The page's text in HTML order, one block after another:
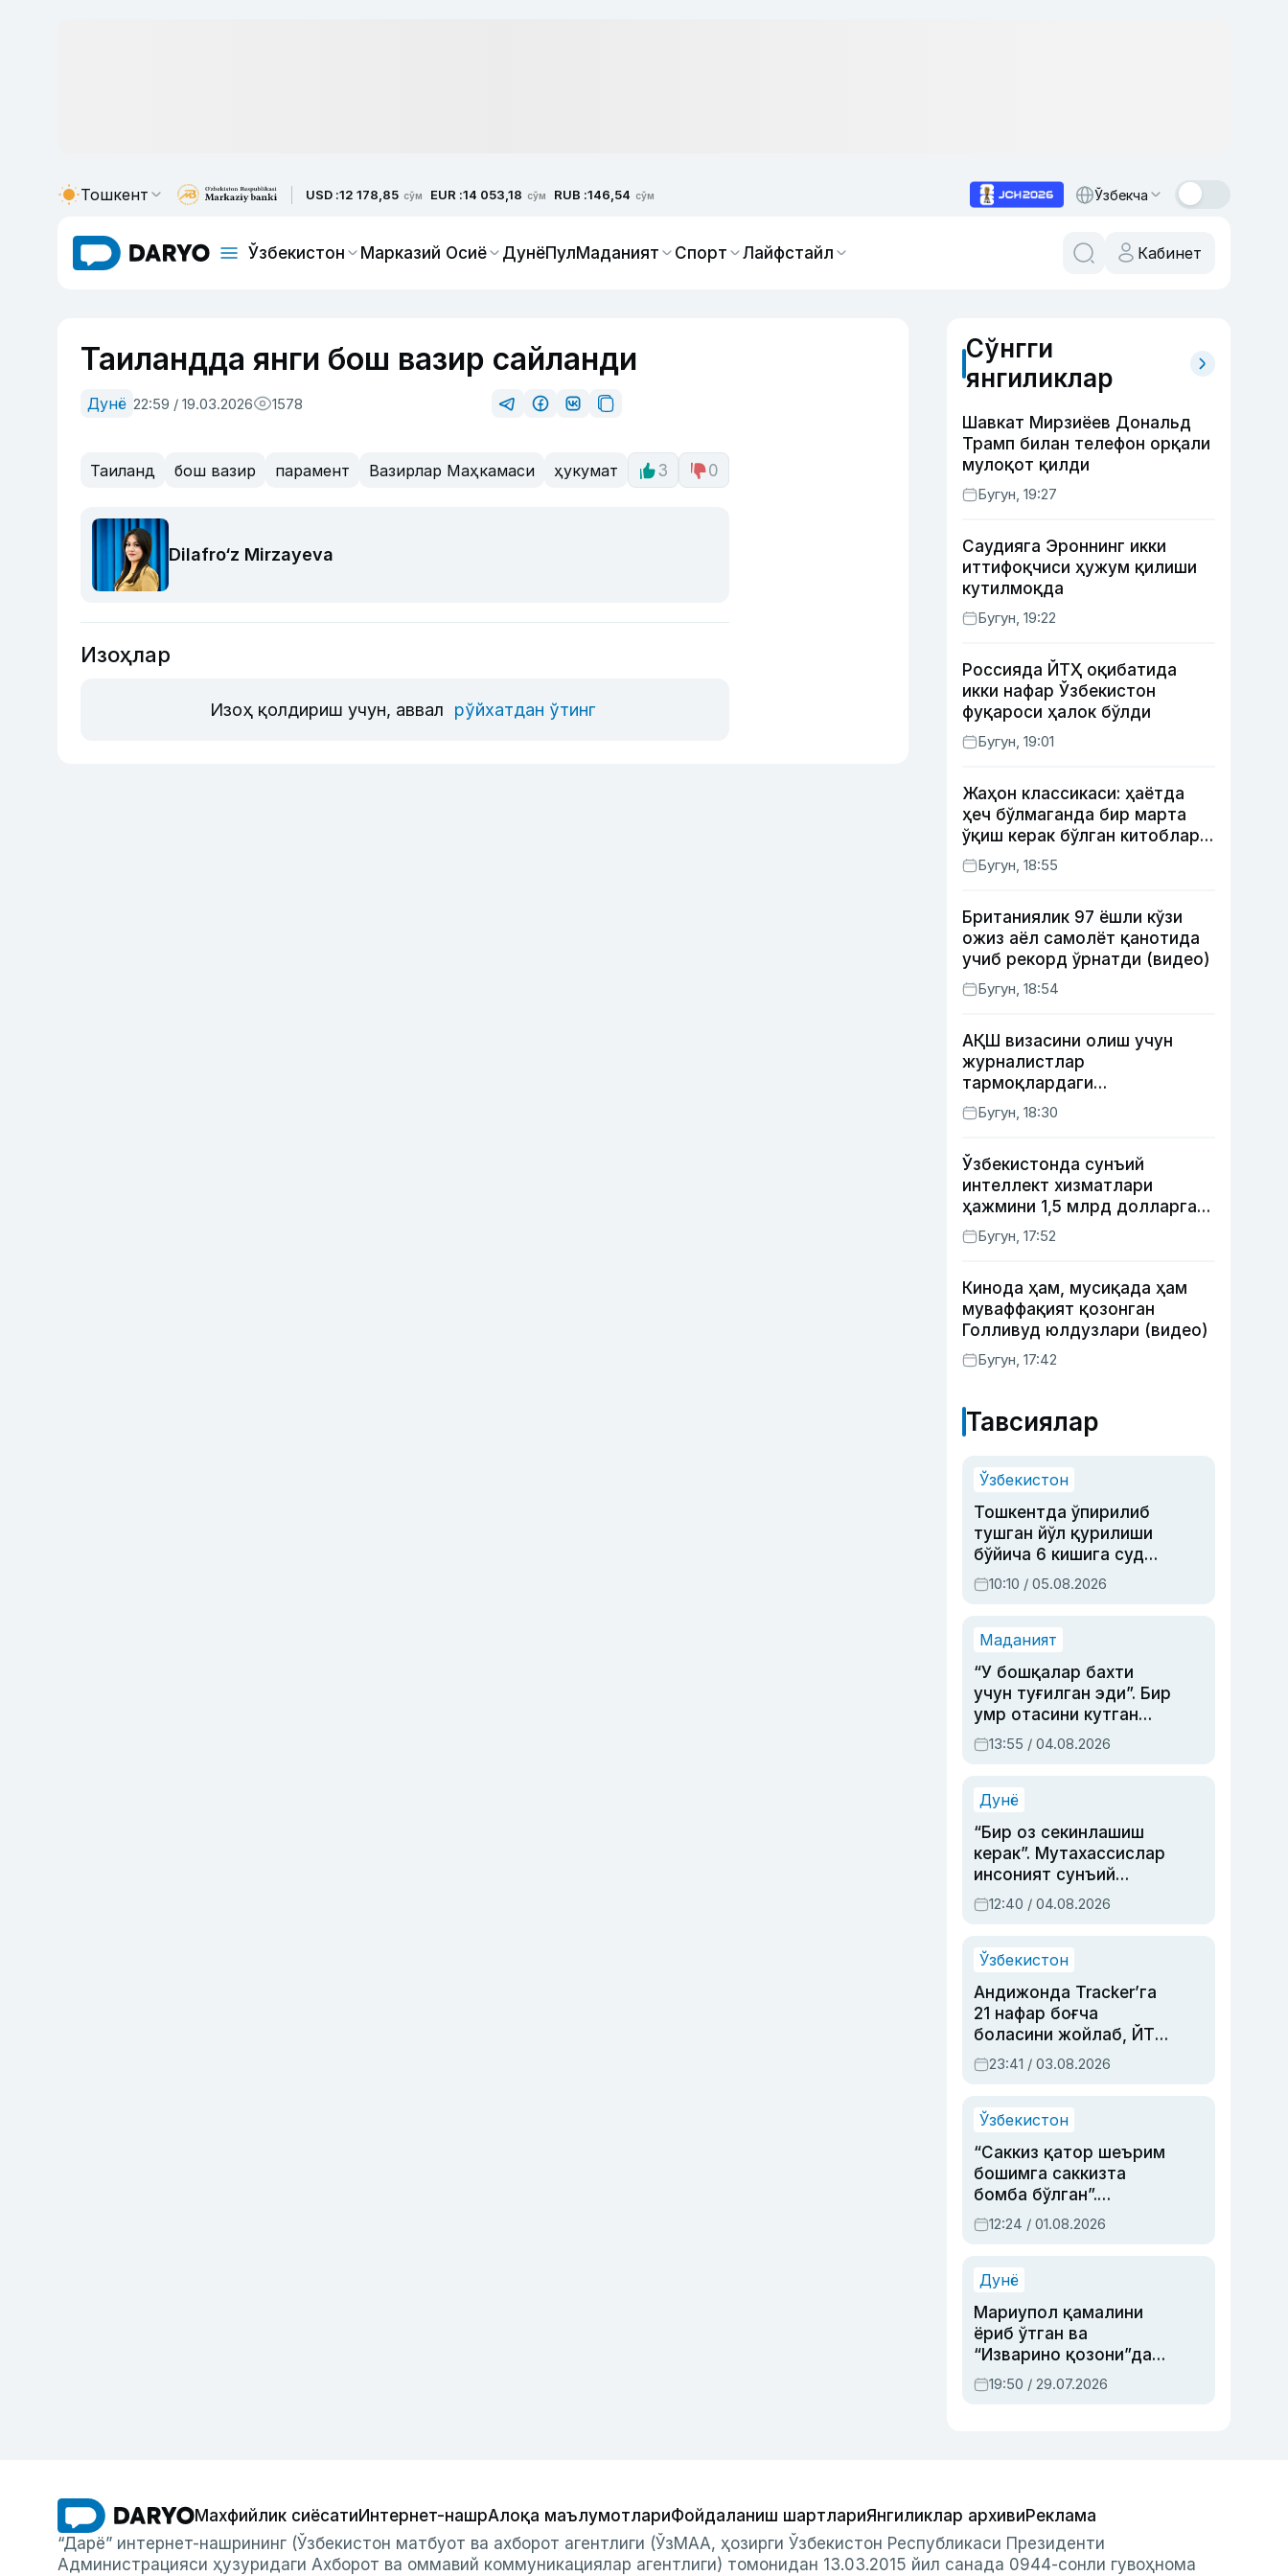
Тошкент USD :12 178,85 сўм EUR :14 053,18 сўм RUB :146,54 сўм Ўзбекча
Ўзбекистон Марказий Осиё ДунёПулМаданият Спорт Лайфстайл Кабинет
Таиландда янги бош вазир сайланди
Дунё 22:59 / 19.03.2026 1578
Таиланд бош вазир парамент Вазирлар Маҳкамаси ҳукумат 3 0
Dilafro‘z Mirzayeva
Изоҳлар
Изоҳ қолдириш учун, аввал рўйхатдан ўтинг
Сўнгги
янгиликлар
Шавкат Мирзиёев Дональд
Трамп билан телефон орқали
мулоқот қилди
Бугун, 19:27
Саудияга Эроннинг икки
иттифоқчиси ҳужум қилиши
кутилмоқда
Бугун, 19:22
Россияда ЙТҲ оқибатида
икки нафар Ўзбекистон
фуқароси ҳалок бўлди
Бугун, 19:01
Жаҳон классикаси: ҳаётда
ҳеч бўлмаганда бир марта
ўқиш керак бўлган китоблар
(II қисм)
Бугун, 18:55
Британиялик 97 ёшли кўзи
ожиз аёл самолёт қанотида
учиб рекорд ўрнатди (видео)
Бугун, 18:54
АҚШ визасини олиш учун
журналистлар
тармоқлардаги
профилларини очиб қўйиши
талаб этилиши мумкин
Бугун, 18:30
Ўзбекистонда сунъий
интеллект хизматлари
ҳажмини 1,5 млрд долларга
етказиш
режалаштирилмоқда
Бугун, 17:52
Кинода ҳам, мусиқада ҳам
муваффақият қозонган
Голливуд юлдузлари (видео)
Бугун, 17:42
Тавсиялар
Ўзбекистон
Тошкентда ўпирилиб
тушган йўл қурилиши
бўйича 6 кишига суд
ҳукми ўқилди
10:10 / 05.08.2026
Маданият
“У бошқалар бахти
учун туғилган эди”. Бир
умр отасини кутган
актриса ва дубльяж
устаси Римма
синовларга тўла ҳаёти
13:55 / 04.08.2026
Дунё
“Бир оз секинлашиш
керак”. Мутахассислар
инсоният сунъий
интеллектни бошқара
олмай қолишидан
12:40 / 04.08.2026
Ўзбекистон
Андижонда Tracker’га
21 нафар боғча
боласини жойлаб, ЙТҲ
содир этган аёлга суд
ҳукми ўқилди
23:41 / 03.08.2026
Ўзбекистон
“Саккиз қатор шеърим
бошимга саккизта
бомба бўлган”.
Абдулла Ориповни
сиёсий айбловлардан
12:24 / 01.08.2026
Дунё
Мариупол қамалини
ёриб ўтган ва
“Изварино қозони”дан
чиққан қаҳрамон —
Украина армияси бош
19:50 / 29.07.2026
Махфийлик сиёсатиИнтернет-нашрАлоқа маълумотлариФойдаланиш шартлариЯнгиликлар архивиРеклама
“Дарё” интернет-нашрининг (Ўзбекистон матбуот ва ахборот агентлиги (ЎзМАА, ҳозирги Ўзбекистон Республикаси Президенти
Администрацияси ҳузуридаги Ахборот ва оммавий коммуникациялар агентлиги) томонидан 13.03.2015 йил санада 0944-сонли гувоҳнома